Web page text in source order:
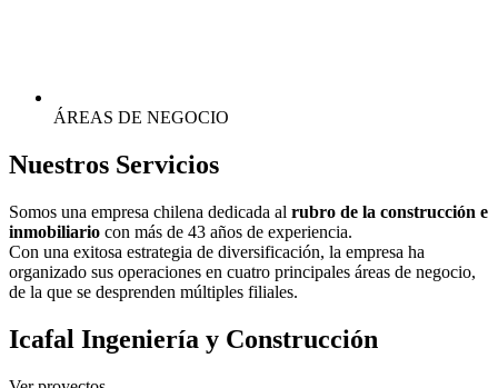
ÁREAS DE NEGOCIO
Nuestros Servicios
Somos una empresa chilena dedicada al rubro de la construcción e
inmobiliario con más de 43 años de experiencia.
Con una exitosa estrategia de diversificación, la empresa ha
organizado sus operaciones en cuatro principales áreas de negocio,
de la que se desprenden múltiples filiales.
Icafal Ingeniería y Construcción